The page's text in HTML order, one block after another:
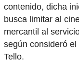
contenido, dicha
busca limitar al
mercantil al
según consideró
Tello.